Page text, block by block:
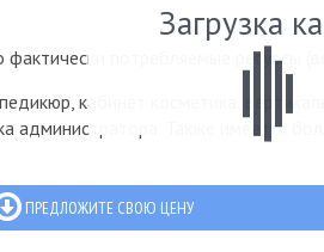
потребляемые ресурсы
кабинет косметика,
администратора. Также имеется
ПРЕДЛОЖИТЕ СВОЮ ЦЕНУ
Загрузка